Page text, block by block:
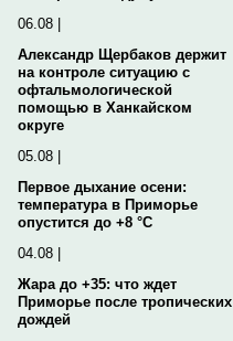
06.08 |
Александр Щербаков держит
на контроле ситуацию с
офтальмологической
помощью в Ханкайском
округе
05.08 |
Первое дыхание осени:
температура в Приморье
опустится до +8 °C
04.08 |
Жара до +35: что ждет
Приморье после тропических
дождей